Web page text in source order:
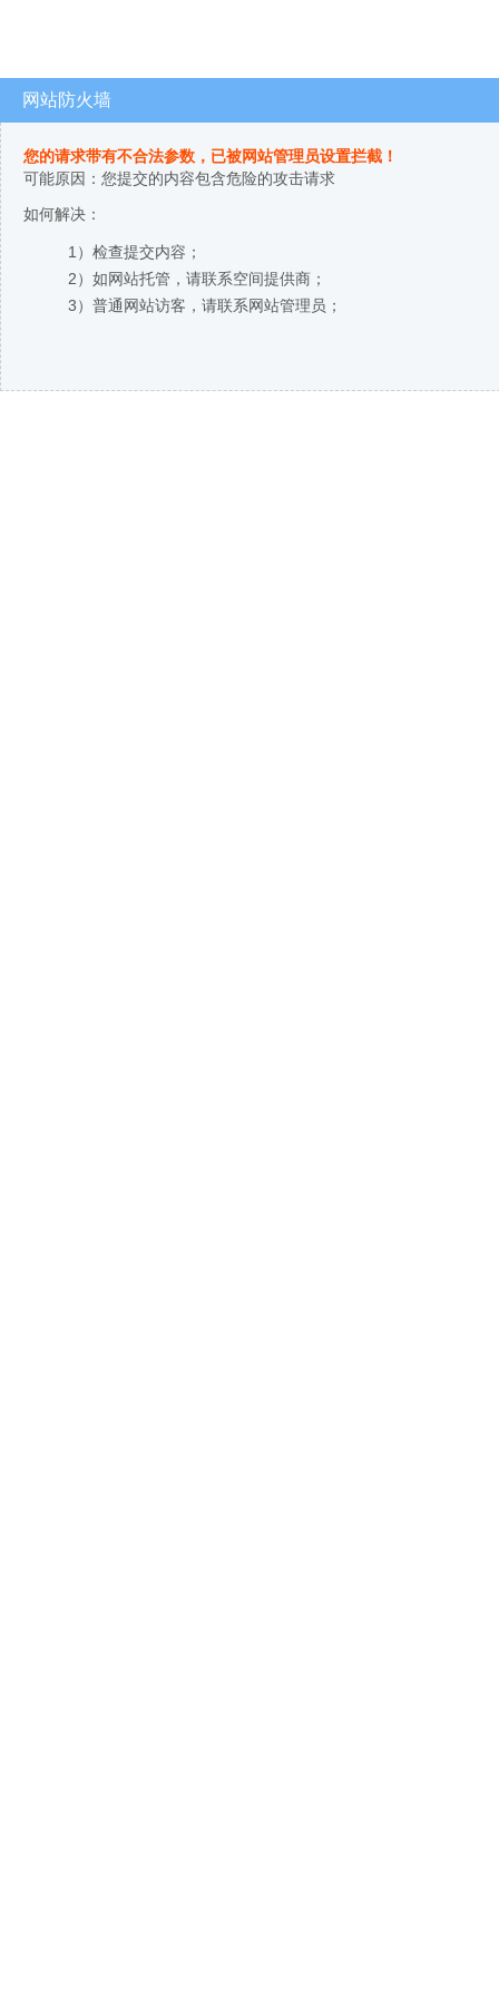
网站防火墙
您的请求带有不合法参数，已被网站管理员设置拦截！
可能原因：您提交的内容包含危险的攻击请求
如何解决：
1）检查提交内容；
2）如网站托管，请联系空间提供商；
3）普通网站访客，请联系网站管理员；